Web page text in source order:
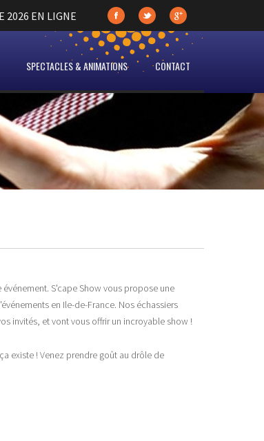
2026 EN LIGNE
SPECTACLES & ANIMATIONS CONTACT
S'cape Show vous propose une
en Ile-de-France. Nos échassiers
invités, et vont vous offrir un incroyable show !
existe ! Venez prendre goût au drôle de